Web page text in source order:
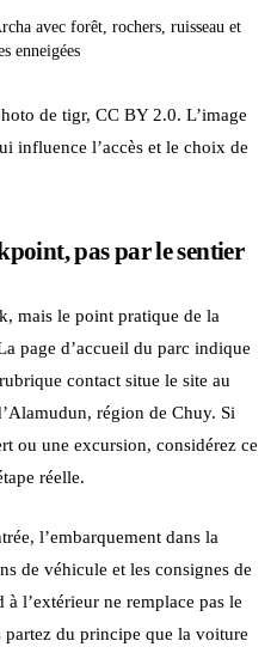
avec forêt, rochers, ruisseau et
enneigées
de tigr, CC BY 2.0. L’image
influence l’accès et le choix de
pas par le sentier
mais le point pratique de la
page d’accueil du parc indique
contact situe le site au
région de Chuy. Si
ou une excursion, considérez ce
réelle.
l’embarquement dans la
de véhicule et les consignes de
l’extérieur ne remplace pas le
du principe que la voiture